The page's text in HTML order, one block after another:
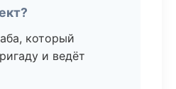
который
и ведёт